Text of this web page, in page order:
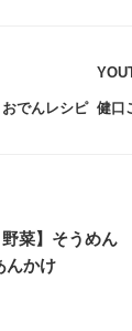
カ
ゴ
おでんレシピ,健口
菜】そうめん
んかけ